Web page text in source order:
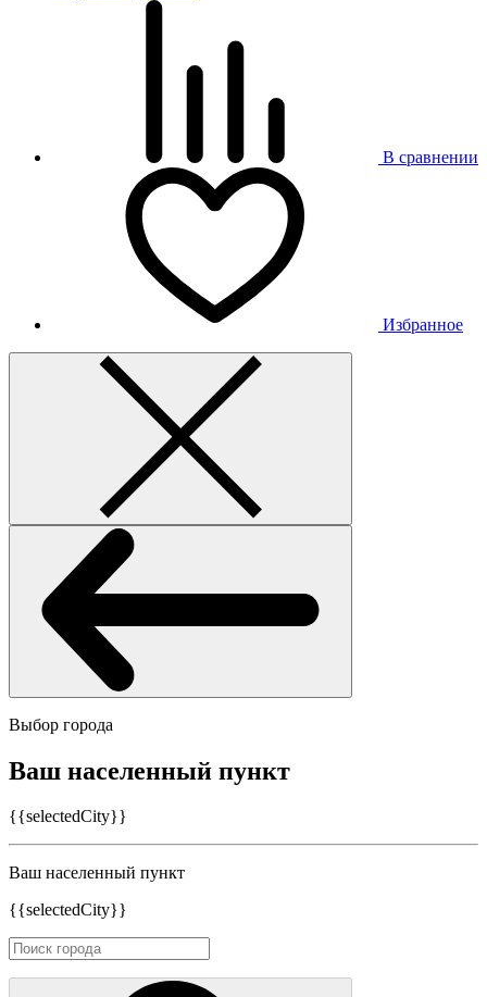
В сравнении
Избранное
Выбор города
Ваш населенный пункт
{{selectedCity}}
Ваш населенный пункт
{{selectedCity}}